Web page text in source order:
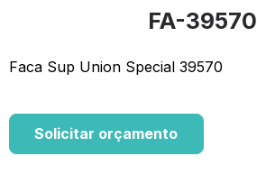
FA-39570
Faca Sup Union Special 39570
Solicitar orçamento